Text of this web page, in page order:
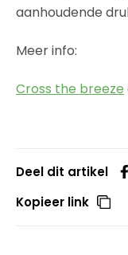
aanhoudende
Meer info:
Cross the breeze
Deel dit artikel
Kopieer link